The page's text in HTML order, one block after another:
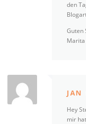
den
Guten
Marita
JAN
Hey
mir